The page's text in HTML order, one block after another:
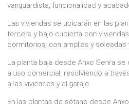
vanguardista, funcionalidad y
Las viviendas se ubicarán en las
tercera y bajo cubierta con viviendas
dormitorios, con amplias y soleadas
La planta baja desde Anxo Senra
a uso comercial, resolviendo a
a las viviendas y al garaje.
En las plantas de sótano desde